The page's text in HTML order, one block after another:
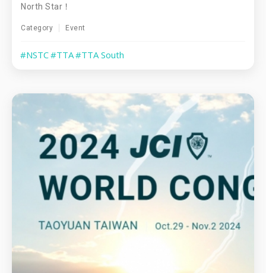
North Star！
Category Event
#NSTC#TTA#TTA South